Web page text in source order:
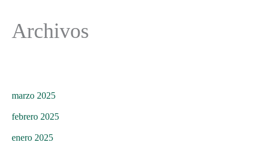
Archivos
marzo 2025
febrero 2025
enero 2025